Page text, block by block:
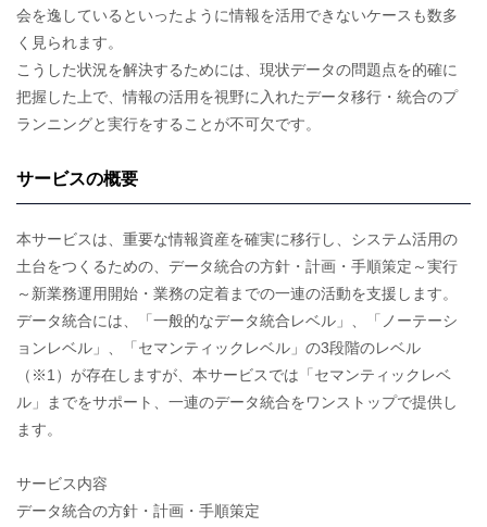
会を逸しているといったように情報を活用できないケースも数多
く見られます。
こうした状況を解決するためには、現状データの問題点を的確に
把握した上で、情報の活用を視野に入れたデータ移行・統合のプ
ランニングと実行をすることが不可欠です。
サービスの概要
本サービスは、重要な情報資産を確実に移行し、システム活用の
土台をつくるための、データ統合の方針・計画・手順策定～実行
～新業務運用開始・業務の定着までの一連の活動を支援します。
データ統合には、「一般的なデータ統合レベル」、「ノーテーシ
ョンレベル」、「セマンティックレベル」の3段階のレベル
（※1）が存在しますが、本サービスでは「セマンティックレベ
ル」までをサポート、一連のデータ統合をワンストップで提供し
ます。
サービス内容
データ統合の方針・計画・手順策定